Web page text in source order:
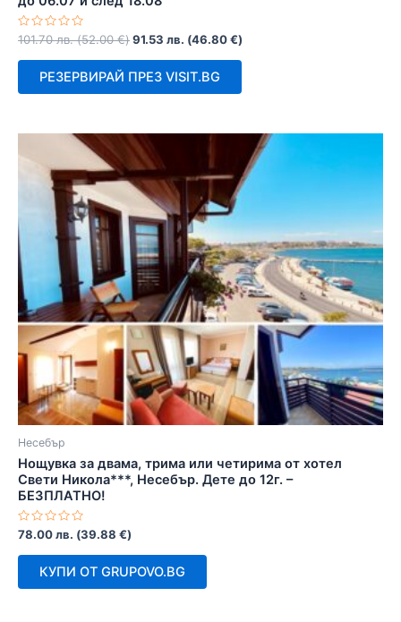
Оценено
0
101.70лв. (52.00€)91.53 лв. (46.80€)
РЕЗЕРВИРАЙ ПРЕЗ VISIT.BG
Несебър
Нощувка за двама, трима или четирима от хотел
Свети Никола***, Несебър. Дете до 12г. –
БЕЗПЛАТНО!
Оценено
с
0
78.00лв. (39.88 €)
КУПИ ОТ GRUPOVO.BG